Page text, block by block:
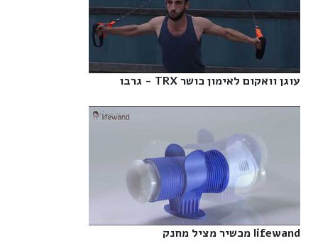
עוגן וואקום לאימון כושר TRX - גרבו‎
lifewand מכשיר מציל מחנק‎